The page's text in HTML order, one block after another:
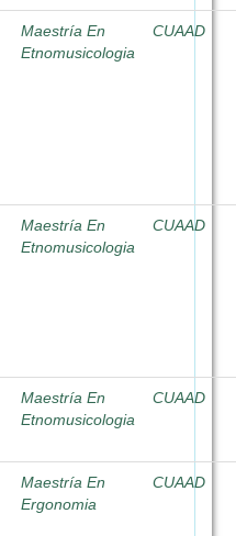
Maestría En
Etnomusicologia
CUAAD
Maestría En
Etnomusicologia
CUAAD
Maestría En
Etnomusicologia
CUAAD
Maestría En
Ergonomia
CUAAD